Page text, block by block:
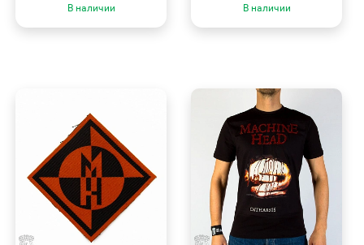
В наличии В наличии